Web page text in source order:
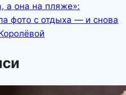
а она на пляже»:
фото с отдыха — и снова